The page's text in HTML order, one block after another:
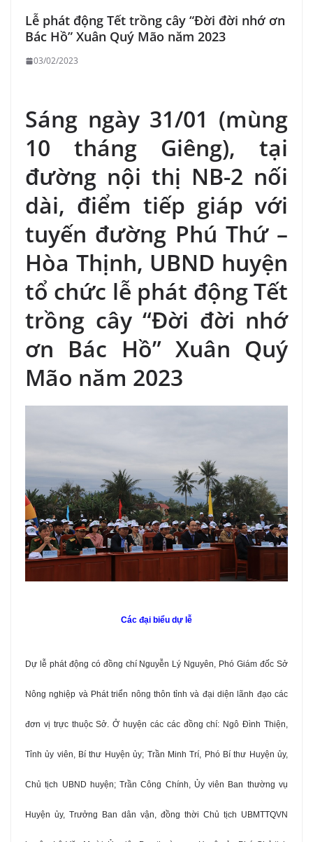
Lễ phát động Tết trồng cây “Đời đời nhớ ơn
Bác Hồ” Xuân Quý Mão năm 2023
03/02/2023
Sáng ngày 31/01 (mùng
10 tháng Giêng), tại
đường nội thị NB-2 nối
dài, điểm tiếp giáp với
tuyến đường Phú Thứ –
Hòa Thịnh, UBND huyện
tổ chức lễ phát động Tết
trồng cây “Đời đời nhớ
ơn Bác Hồ” Xuân Quý
Mão năm 2023
Các đại biểu dự lễ
Dự lễ phát động có đồng chí Nguyễn Lý Nguyên, Phó Giám đốc Sở
Nông nghiệp và Phát triển nông thôn tỉnh và đại diện lãnh đạo các
đơn vị trực thuộc Sở. Ở huyện các các đồng chí: Ngô Đình Thiện,
Tỉnh ủy viên, Bí thư Huyện ủy; Trần Minh Trí, Phó Bí thư Huyện ủy,
Chủ tịch UBND huyện; Trần Công Chính, Ủy viên Ban thường vụ
Huyện ủy, Trưởng Ban dân vận, đồng thời Chủ tịch UBMTTQVN